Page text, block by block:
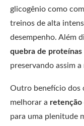
glicogênio como
treinos de alta
desempenho. Além
quebra de proteínas
preservando assim a
Outro benefício dos
melhorar a retenção
para uma plenitude